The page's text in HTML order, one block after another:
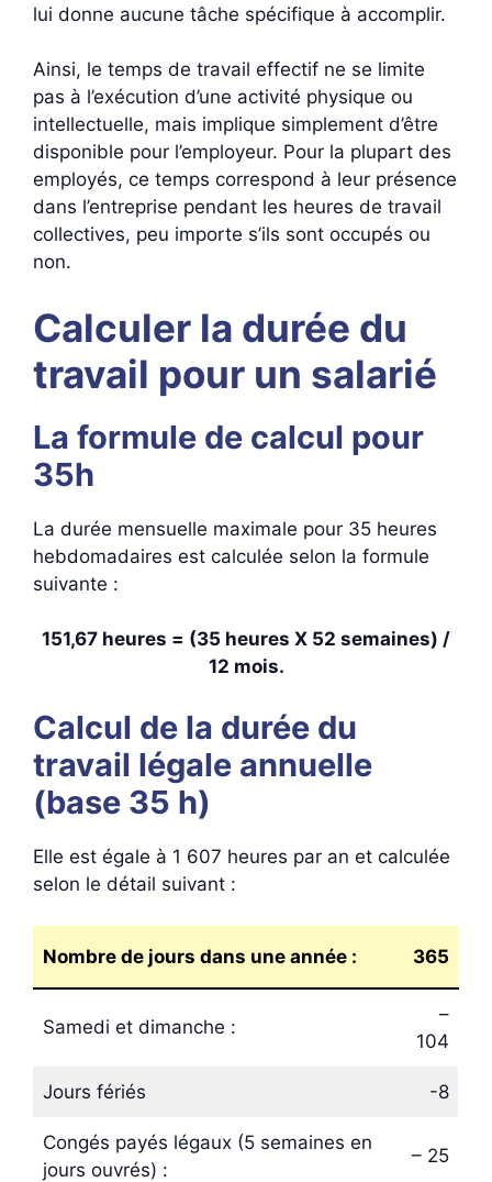
lui donne aucune tâche spécifique à accomplir.
Ainsi, le temps de travail effectif ne se limite
pas à l’exécution d’une activité physique ou
intellectuelle, mais implique simplement d’être
disponible pour l’employeur. Pour la plupart des
employés, ce temps correspond à leur présence
dans l’entreprise pendant les heures de travail
collectives, peu importe s’ils sont occupés ou
non.
Calculer la durée du
travail pour un salarié
La formule de calcul pour
35h
La durée mensuelle maximale pour 35 heures
hebdomadaires est calculée selon la formule
suivante :
151,67 heures = (35 heures X 52 semaines) /
12 mois.
Calcul de la durée du
travail légale annuelle
(base 35 h)
Elle est égale à 1 607 heures par an et calculée
selon le détail suivant :
Nombre de jours dans une année : 365
Samedi et dimanche :
–
104
Jours fériés -8
Congés payés légaux (5 semaines en
jours ouvrés) :
– 25